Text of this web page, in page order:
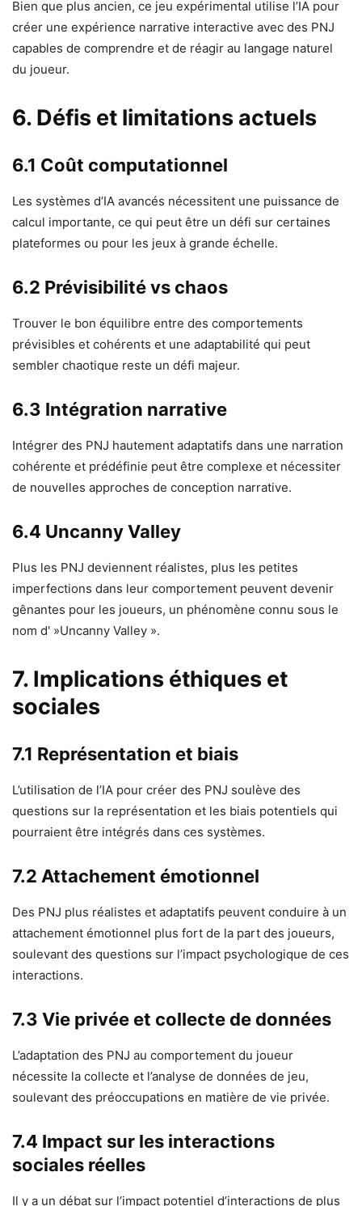
Bien que plus ancien, ce jeu expérimental utilise l’IA pour
créer une expérience narrative interactive avec des PNJ
capables de comprendre et de réagir au langage naturel
du joueur.
6. Défis et limitations actuels
6.1 Coût computationnel
Les systèmes d’IA avancés nécessitent une puissance de
calcul importante, ce qui peut être un défi sur certaines
plateformes ou pour les jeux à grande échelle.
6.2 Prévisibilité vs chaos
Trouver le bon équilibre entre des comportements
prévisibles et cohérents et une adaptabilité qui peut
sembler chaotique reste un défi majeur.
6.3 Intégration narrative
Intégrer des PNJ hautement adaptatifs dans une narration
cohérente et prédéfinie peut être complexe et nécessiter
de nouvelles approches de conception narrative.
6.4 Uncanny Valley
Plus les PNJ deviennent réalistes, plus les petites
imperfections dans leur comportement peuvent devenir
gênantes pour les joueurs, un phénomène connu sous le
nom d' »Uncanny Valley ».
7. Implications éthiques et
sociales
7.1 Représentation et biais
L’utilisation de l’IA pour créer des PNJ soulève des
questions sur la représentation et les biais potentiels qui
pourraient être intégrés dans ces systèmes.
7.2 Attachement émotionnel
Des PNJ plus réalistes et adaptatifs peuvent conduire à un
attachement émotionnel plus fort de la part des joueurs,
soulevant des questions sur l’impact psychologique de ces
interactions.
7.3 Vie privée et collecte de données
L’adaptation des PNJ au comportement du joueur
nécessite la collecte et l’analyse de données de jeu,
soulevant des préoccupations en matière de vie privée.
7.4 Impact sur les interactions
sociales réelles
Il y a un débat sur l’impact potentiel d’interactions de plus